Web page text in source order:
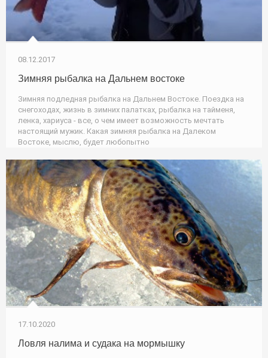
08.12.2017
Зимняя рыбалка на Дальнем востоке
Зимняя подледная рыбалка на Дальнем Востоке. Поездка на
снегоходах, жизнь в зимних палатках, рыбалка на тайменя,
ленка, хариуса - все, о чем имеет возможность мечтать
настоящий мужик. Какая зимняя рыбалка на Далеком
Востоке, мыслю, будет любопытно
17.10.2020
Ловля налима и судака на мормышку